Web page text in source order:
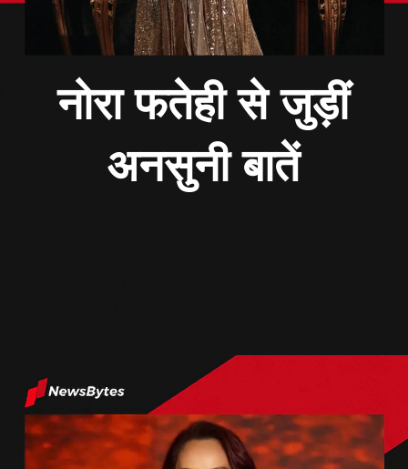
नोरा फतेही से जुड़ीं
अनसुनी बातें